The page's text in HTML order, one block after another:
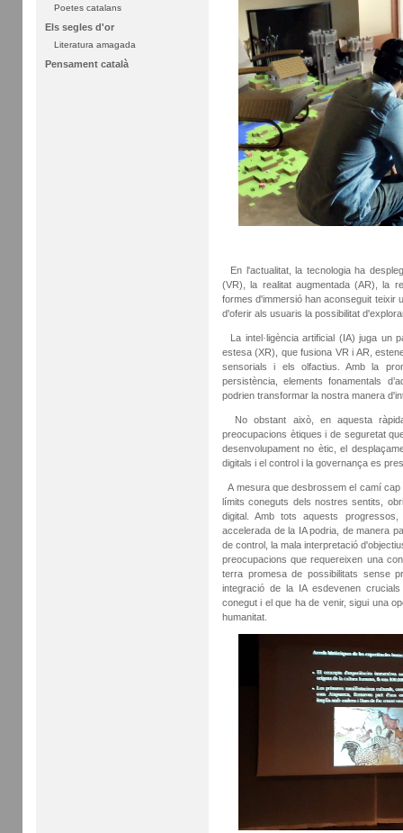
Poetes catalans
Els segles d'or
Literatura amagada
Pensament català
En l'actualitat, la tecnologia ha
(VR), la realitat augmentada (AR), la
formes d'immersió han aconseguit teixir
d'oferir als usuaris la possibilitat
La intel·ligència artificial (IA) juga un
estesa (XR), que fusiona VR i AR,
sensorials i els olfactius. Amb la
persistència, elements fonamentals
podrien transformar la nostra manera
No obstant això, en aquesta
preocupacions ètiques i de seguretat
desenvolupament no ètic, el
digitals i el control i la governança es
A mesura que desbrossem el camí
límits coneguts dels nostres sentits,
digital. Amb tots aquests
accelerada de la IA podria, de manera
de control, la mala interpretació
preocupacions que requereixen una
terra promesa de possibilitats sense
integració de la IA esdevenen
conegut i el que ha de venir, sigui una
humanitat.